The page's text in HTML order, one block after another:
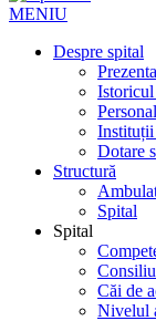
MENIU
Despre spital
Instituții
Dotare
Structură
Spital
Spital
Căi de
Nivelul